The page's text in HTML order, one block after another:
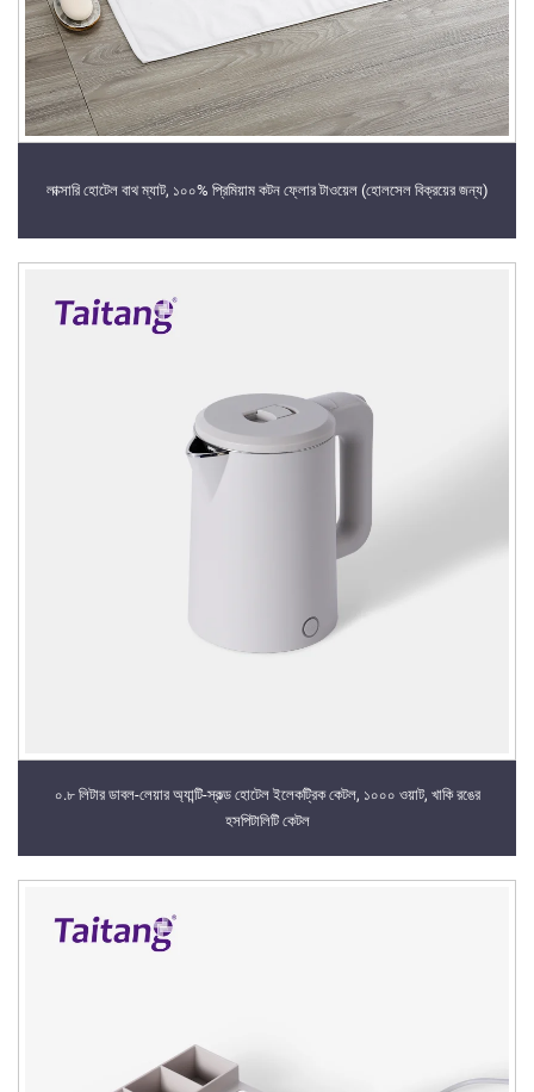
লাক্সারি হোটেল বাথ ম্যাট, ১০০% প্রিমিয়াম কটন ফ্লোর টাওয়েল (হোলসেল বিক্রয়ের জন্য)
০.৮ লিটার ডাবল-লেয়ার অ্যান্টি-স্কল্ড হোটেল ইলেকট্রিক কেটল, ১০০০ ওয়াট, খাকি রঙের
হসপিটালিটি কেটল